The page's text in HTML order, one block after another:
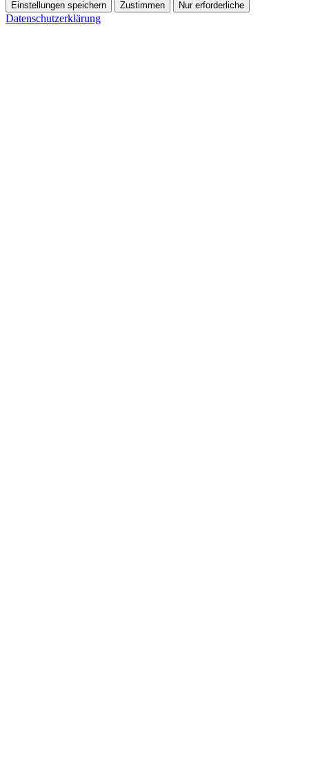
Einstellungen speichern Zustimmen Nur erforderliche
Datenschutzerklärung